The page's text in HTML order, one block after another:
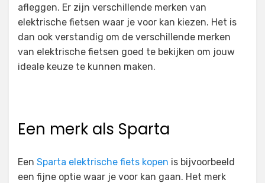
afleggen. Er zijn verschillende merken van
elektrische fietsen waar je voor kan kiezen. Het is
dan ook verstandig om de verschillende merken
van elektrische fietsen goed te bekijken om jouw
ideale keuze te kunnen maken.
Een merk als Sparta
Een Sparta elektrische fiets kopen is bijvoorbeeld
een fijne optie waar je voor kan gaan. Het merk